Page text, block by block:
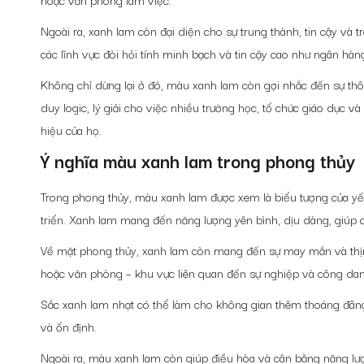
Ngoài ra, xanh lam còn đại diện cho sự trung thành, tin cậy
các lĩnh vực đòi hỏi tính minh bạch và tin cậy cao như ngân
Không chỉ dừng lại ở đó, màu xanh lam còn gợi nhắc đến sự
duy logic, lý giải cho việc nhiều trường học, tổ chức giáo dục
hiệu của họ.
Ý nghĩa màu xanh lam trong phong thủy
Trong phong thủy, màu xanh lam được xem là biểu tượng của
triển. Xanh lam mang đến năng lượng yên bình, dịu dàng,
Về mặt phong thủy, xanh lam còn mang đến sự may mắn và
hoặc văn phòng – khu vực liên quan đến sự nghiệp và công
Sắc xanh lam nhạt có thể làm cho không gian thêm thoáng
và ổn định.
Ngoài ra, màu xanh lam còn giúp điều hòa và cân bằng năng